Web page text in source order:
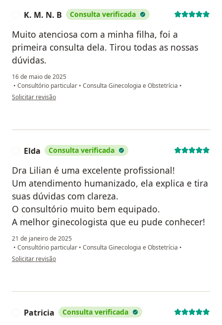
K. M. N. B Consulta verificada
Muito atenciosa com a minha filha, foi a
primeira consulta dela. Tirou todas as nossas
dúvidas.
16 de maio de 2025
• Consultório particular • Consulta Ginecologia e Obstetrícia •
na opinião do utilizador K. M. N. B
Solicitar revisão
Elda Consulta verificada
Dra Lilian é uma excelente profissional!
Um atendimento humanizado, ela explica e tira
suas dúvidas com clareza.
O consultório muito bem equipado.
A melhor ginecologista que eu pude conhecer!
21 de janeiro de 2025
• Consultório particular • Consulta Ginecologia e Obstetrícia •
na opinião do utilizador Elda
Solicitar revisão
Patricia Consulta verificada